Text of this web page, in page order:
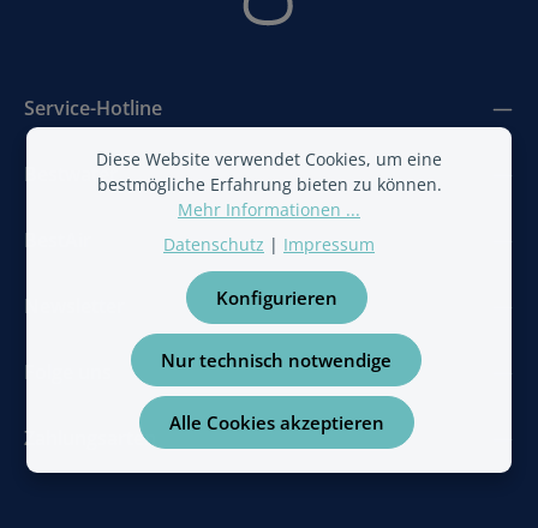
Service-Hotline
Bestwater
BestAir
Newsletter
Folge uns
Zahlungsarten
Diese Website verwendet Cookies, um eine
bestmögliche Erfahrung bieten zu können.
Mehr Informationen ...
Datenschutz | Impressum
Nur technisch notwendige
Konfigurieren
Alle Cookies akzeptieren